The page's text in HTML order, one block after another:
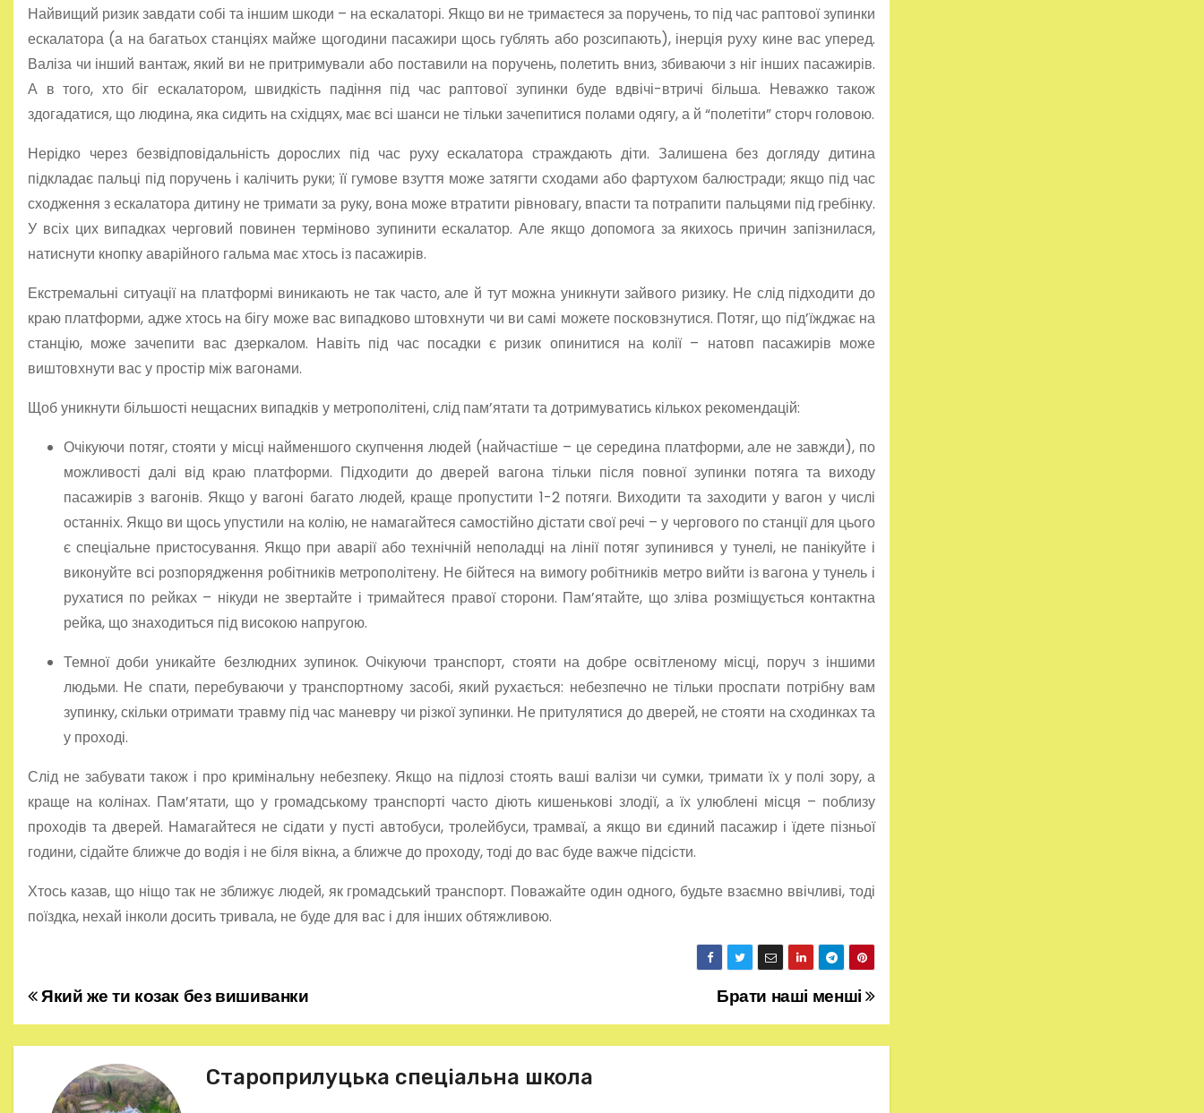
Найвищий ризик завдати собі та іншим шкоди – на ескалаторі. Якщо ви не тримаєтеся за поручень, то під час раптової зупинки
ескалатора (а на багатьох станціях майже щогодини пасажири щось гублять або розсипають), інерція руху кине вас уперед.
Валіза чи інший вантаж, який ви не притримували або поставили на поручень, полетить вниз, збиваючи з ніг інших пасажирів.
А в того, хто біг ескалатором, швидкість падіння під час раптової зупинки буде вдвічі-втричі більша. Неважко також
здогадатися, що людина, яка сидить на східцях, має всі шанси не тільки зачепитися полами одягу, а й “полетіти” сторч головою.
Нерідко через безвідповідальність дорослих під час руху ескалатора страждають діти. Залишена без догляду дитина
підкладає пальці під поручень і калічить руки; її гумове взуття може затягти сходами або фартухом балюстради; якщо під час
сходження з ескалатора дитину не тримати за руку, вона може втратити рівновагу, впасти та потрапити пальцями під гребінку.
У всіх цих випадках черговий повинен терміново зупинити ескалатор. Але якщо допомога за якихось причин запізнилася,
натиснути кнопку аварійного гальма має хтось із пасажирів.
Екстремальні ситуації на платформі виникають не так часто, але й тут можна уникнути зайвого ризику. Не слід підходити до
краю платформи, адже хтось на бігу може вас випадково штовхнути чи ви самі можете посковзнутися. Потяг, що під’їжджає на
станцію, може зачепити вас дзеркалом. Навіть під час посадки є ризик опинитися на колії – натовп пасажирів може
виштовхнути вас у простір між вагонами.
Щоб уникнути більшості нещасних випадків у метрополітені, слід пам’ятати та дотримуватись кількох рекомендацій:
Очікуючи потяг, стояти у місці найменшого скупчення людей (найчастіше – це середина платформи, але не завжди), по
можливості далі від краю платформи. Підходити до дверей вагона тільки після повної зупинки потяга та виходу
пасажирів з вагонів. Якщо у вагоні багато людей, краще пропустити 1-2 потяги. Виходити та заходити у вагон у числі
останніх. Якщо ви щось упустили на колію, не намагайтеся самостійно дістати свої речі – у чергового по станції для цього
є спеціальне пристосування. Якщо при аварії або технічній неполадці на лінії потяг зупинився у тунелі, не панікуйте і
виконуйте всі розпорядження робітників метрополітену. Не бійтеся на вимогу робітників метро вийти із вагона у тунель і
рухатися по рейках – нікуди не звертайте і тримайтеся правої сторони. Пам’ятайте, що зліва розміщується контактна
рейка, що знаходиться під високою напругою.
Темної доби уникайте безлюдних зупинок. Очікуючи транспорт, стояти на добре освітленому місці, поруч з іншими
людьми. Не спати, перебуваючи у транспортному засобі, який рухається: небезпечно не тільки проспати потрібну вам
зупинку, скільки отримати травму під час маневру чи різкої зупинки. Не притулятися до дверей, не стояти на сходинках та
у проході.
Слід не забувати також і про кримінальну небезпеку. Якщо на підлозі стоять ваші валізи чи сумки, тримати їх у полі зору, а
краще на колінах. Пам’ятати, що у громадському транспорті часто діють кишенькові злодії, а їх улюблені місця – поблизу
проходів та дверей. Намагайтеся не сідати у пусті автобуси, тролейбуси, трамваї, а якщо ви єдиний пасажир і їдете пізньої
години, сідайте ближче до водія і не біля вікна, а ближче до проходу, тоді до вас буде важче підсісти.
Хтось казав, що ніщо так не зближує людей, як громадський транспорт. Поважайте один одного, будьте взаємно ввічливі, тоді
поїздка, нехай інколи досить тривала, не буде для вас і для інших обтяжливою.
Н
а
Брати наші менші
Який же ти козак без вишиванки
Староприлуцька спеціальна школа